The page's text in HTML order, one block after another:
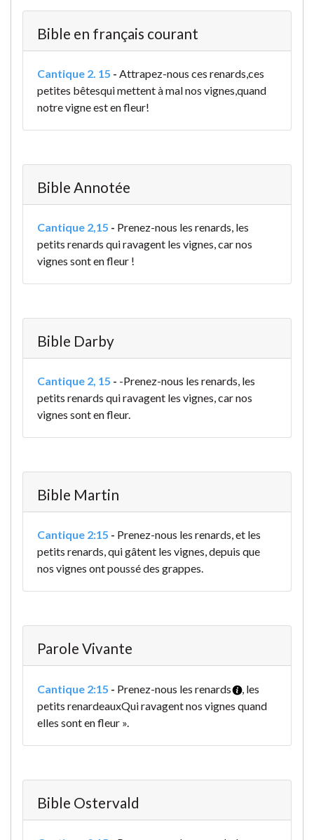
Bible en français courant
Cantique 2. 15 - Attrapez-nous ces renards,ces
petites bêtesqui mettent à mal nos vignes,quand
notre vigne est en fleur!
Bible Annotée
Cantique 2,15 - Prenez-nous les renards, les
petits renards qui ravagent les vignes, car nos
vignes sont en fleur !
Bible Darby
Cantique 2, 15 - -Prenez-nous les renards, les
petits renards qui ravagent les vignes, car nos
vignes sont en fleur.
Bible Martin
Cantique 2:15 - Prenez-nous les renards, et les
petits renards, qui gâtent les vignes, depuis que
nos vignes ont poussé des grappes.
Parole Vivante
Cantique 2:15 - Prenez-nous les renards
, les
petits renardeauxQui ravagent nos vignes quand
elles sont en fleur ».
Bible Ostervald